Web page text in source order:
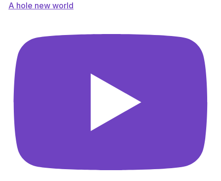
A hole new world